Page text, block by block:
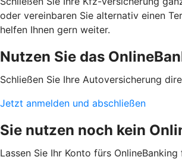
oder vereinbaren Sie alternativ einen
helfen Ihnen gern weiter.
Nutzen Sie das
Schließen Sie Ihre Autoversicherung
Jetzt anmelden und abschließen
Sie nutzen noch kein
Lassen Sie Ihr Konto fürs